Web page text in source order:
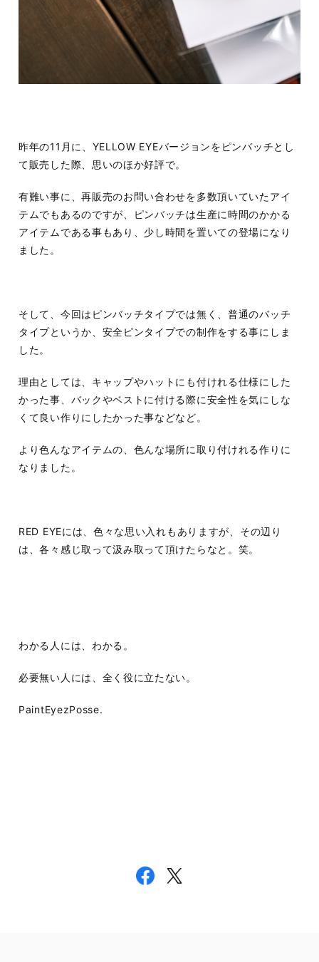
昨年の11月に、YELLOW EYEバージョンをピンバッチとし
て販売した際、思いのほか好評で。
有難い事に、再販売のお問い合わせを多数頂いていたアイ
テムでもあるのですが、ピンバッチは生産に時間のかかる
アイテムである事もあり、少し時間を置いての登場になり
ました。
そして、今回はピンバッチタイプでは無く、普通のバッチ
タイプというか、安全ピンタイプでの制作をする事にしま
した。
理由としては、キャップやハットにも付けれる仕様にした
かった事、バックやベストに付ける際に安全性を気にしな
くて良い作りにしたかった事などなど。
より色んなアイテムの、色んな場所に取り付けれる作りに
なりました。
RED EYEには、色々な思い入れもありますが、その辺り
は、各々感じ取って汲み取って頂けたらなと。笑。
わかる人には、わかる。
必要無い人には、全く役に立たない。
PaintEyezPosse.